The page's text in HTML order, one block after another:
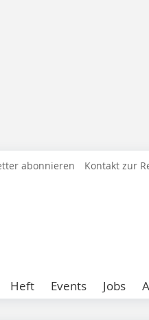
abonnieren Kontakt zur
Heft Events Jobs